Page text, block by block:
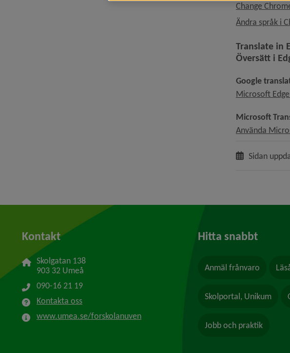
Change
Ändra språk i
Translate in
Översätt i
Google
Microsoft
Microsoft
Använda
Sidan
Kontakt
Skolgatan 138
903 32 Umeå
090-16 21 19
Kontakta oss
www.umea.se/forskolanuven
Hitta snabbt
Anmäl frånvaro
Skolportal, Unikum
Jobb och praktik